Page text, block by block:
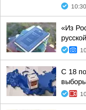
10:30
«Из
С 18